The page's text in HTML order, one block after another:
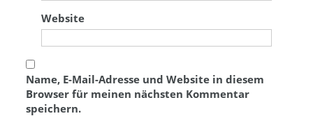
Website
Name, E-Mail-Adresse und Website in diesem
Browser für meinen nächsten Kommentar
speichern.